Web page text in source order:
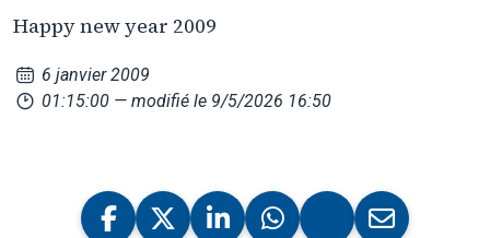
Happy new year 2009
6 janvier 2009
01:15:00 — modifié le 9/5/2026 16:50